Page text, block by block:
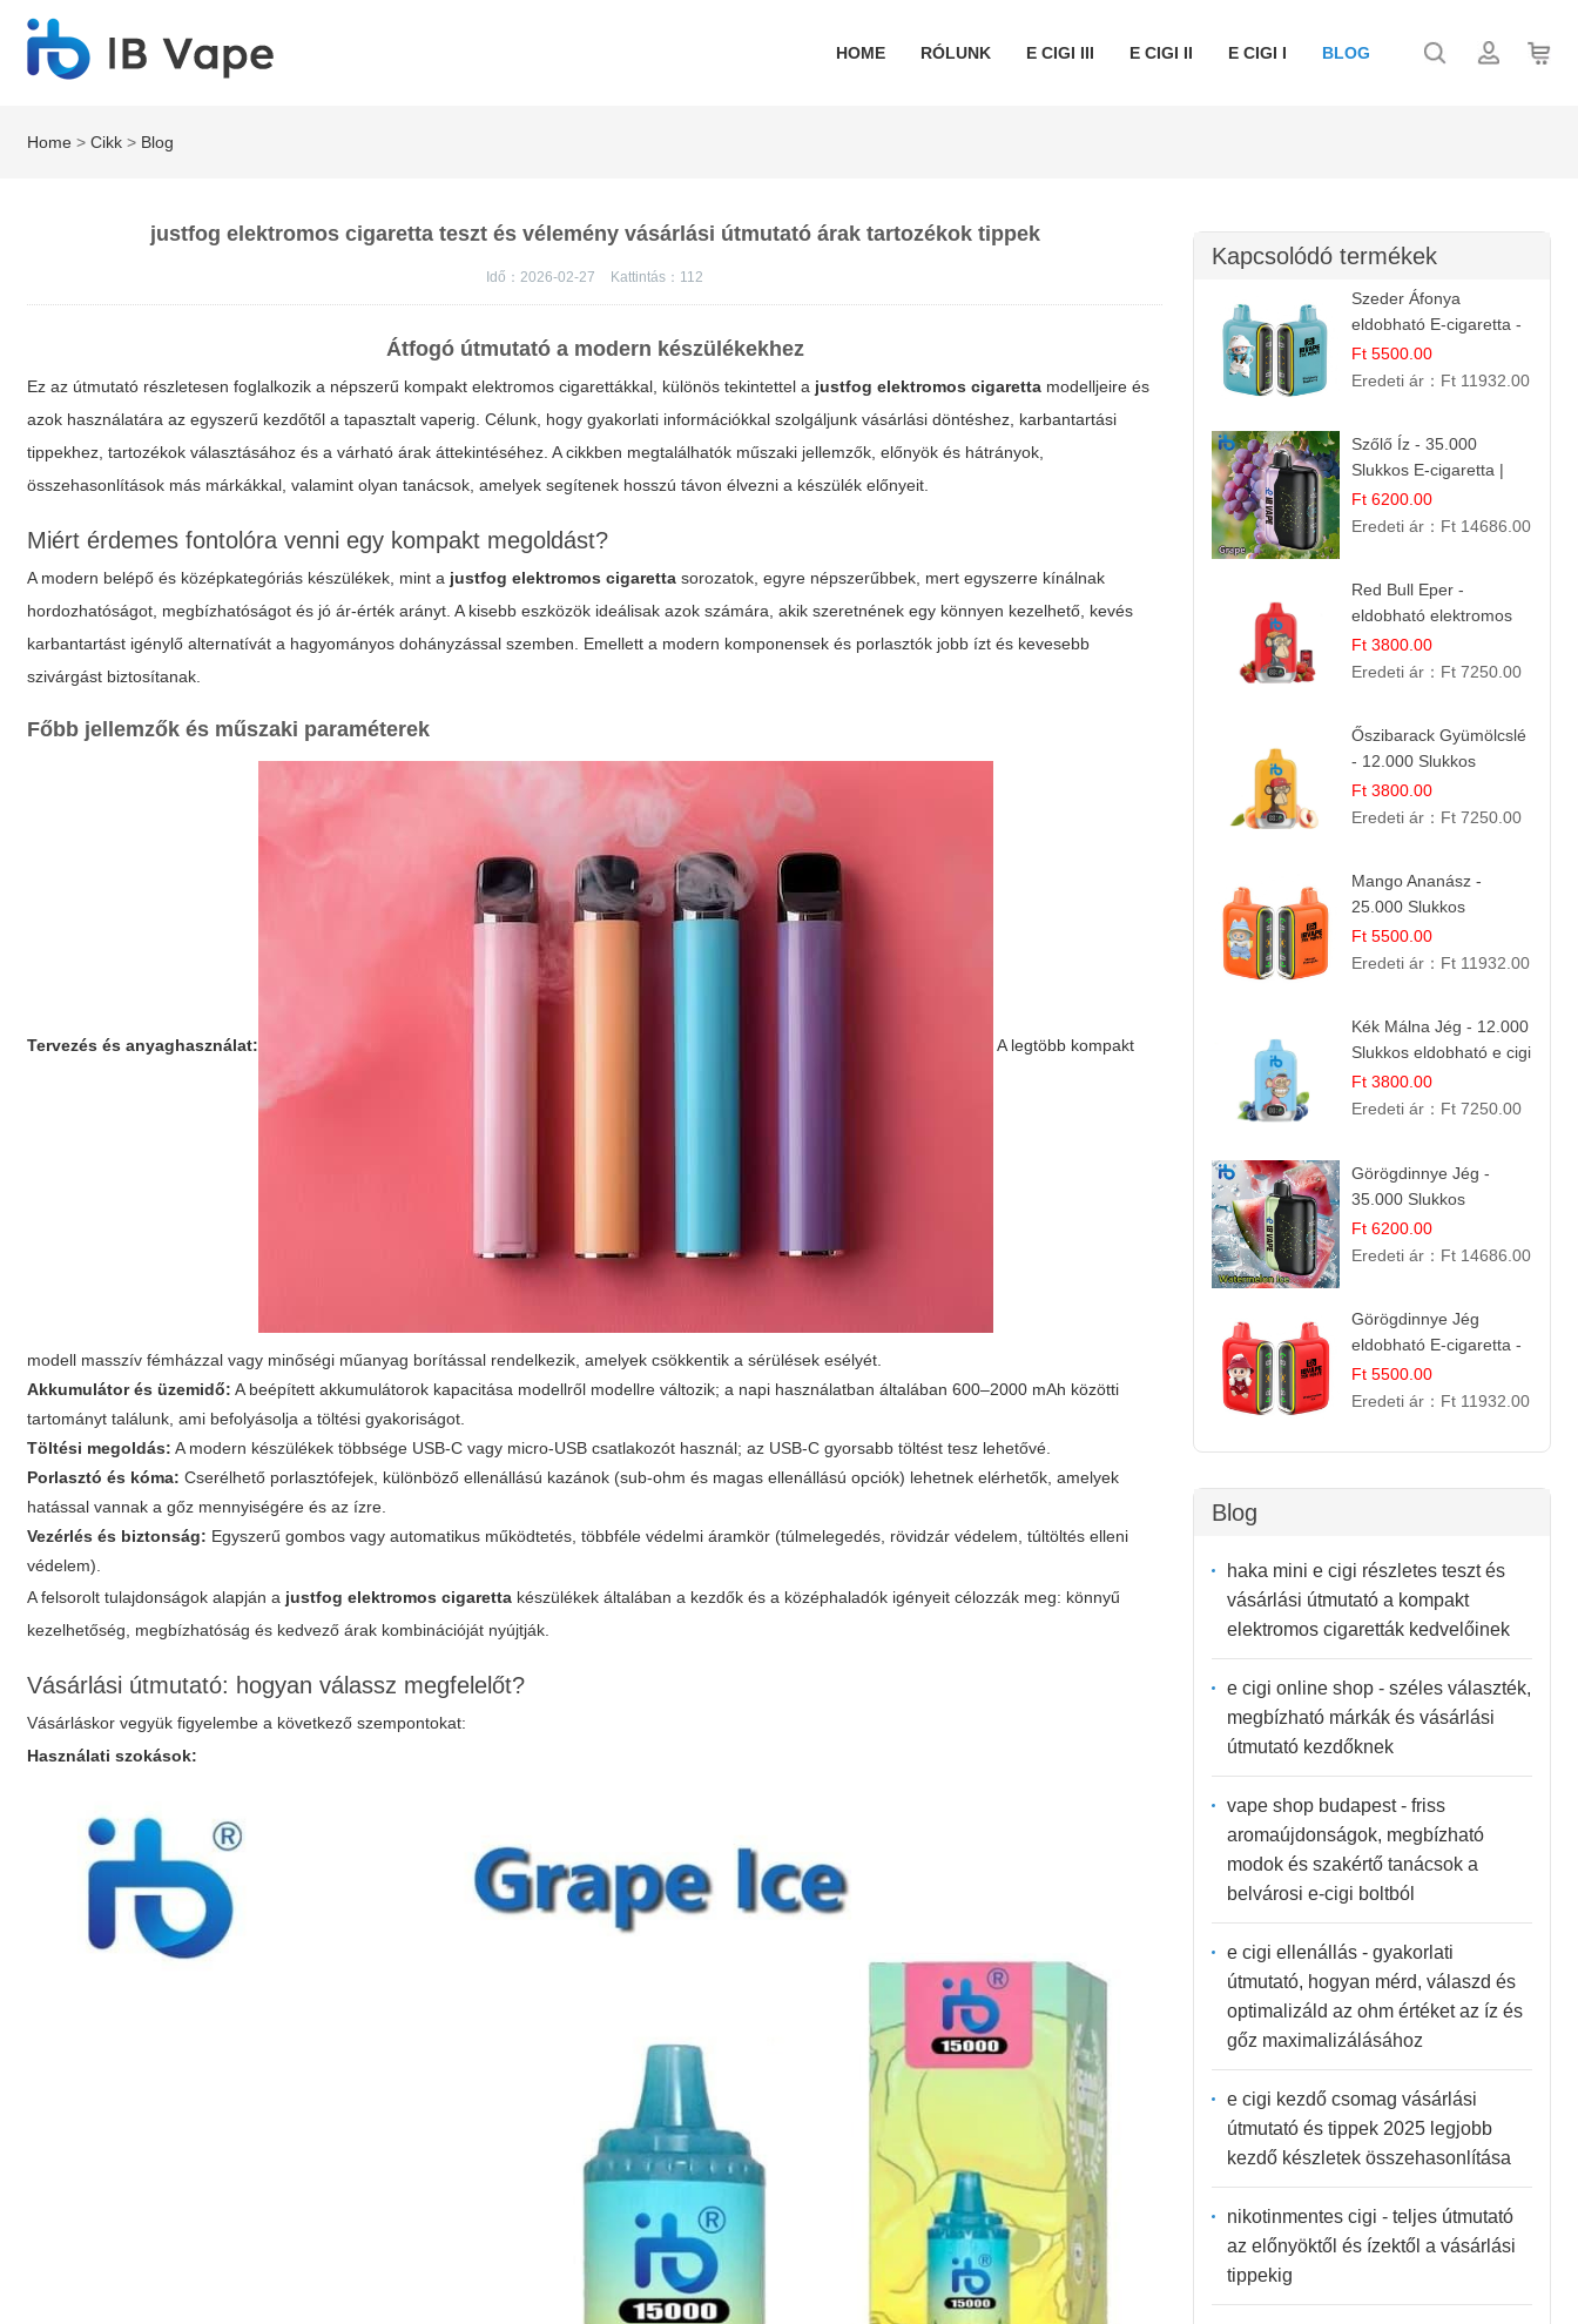
HOME RÓLUNK E CIGI III E CIGI II E CIGI I BLOG
Home >Cikk > Blog
justfog elektromos cigaretta teszt és vélemény vásárlási útmutató árak tartozékok tippek
Idő：2026-02-27 Kattintás： 112
Átfogó útmutató a modern készülékekhez
Ez az útmutató részletesen foglalkozik a népszerű kompakt elektromos cigarettákkal, különös tekintettel a justfog elektromos cigaretta modelljeire és
azok használatára az egyszerű kezdőtől a tapasztalt vaperig. Célunk, hogy gyakorlati információkkal szolgáljunk vásárlási döntéshez, karbantartási
tippekhez, tartozékok választásához és a várható árak áttekintéséhez. A cikkben megtalálhatók műszaki jellemzők, előnyök és hátrányok,
összehasonlítások más márkákkal, valamint olyan tanácsok, amelyek segítenek hosszú távon élvezni a készülék előnyeit.
Miért érdemes fontolóra venni egy kompakt megoldást?
A modern belépő és középkategóriás készülékek, mint a justfog elektromos cigaretta sorozatok, egyre népszerűbbek, mert egyszerre kínálnak
hordozhatóságot, megbízhatóságot és jó ár-érték arányt. A kisebb eszközök ideálisak azok számára, akik szeretnének egy könnyen kezelhető, kevés
karbantartást igénylő alternatívát a hagyományos dohányzással szemben. Emellett a modern komponensek és porlasztók jobb ízt és kevesebb
szivárgást biztosítanak.
Főbb jellemzők és műszaki paraméterek
Tervezés és anyaghasználat: A legtöbb kompakt
modell masszív fémházzal vagy minőségi műanyag borítással rendelkezik, amelyek csökkentik a sérülések esélyét.
Akkumulátor és üzemidő: A beépített akkumulátorok kapacitása modellről modellre változik; a napi használatban általában 600–2000 mAh közötti
tartományt találunk, ami befolyásolja a töltési gyakoriságot.
Töltési megoldás: A modern készülékek többsége USB-C vagy micro-USB csatlakozót használ; az USB-C gyorsabb töltést tesz lehetővé.
Porlasztó és kóma: Cserélhető porlasztófejek, különböző ellenállású kazánok (sub-ohm és magas ellenállású opciók) lehetnek elérhetők, amelyek
hatással vannak a gőz mennyiségére és az ízre.
Vezérlés és biztonság: Egyszerű gombos vagy automatikus működtetés, többféle védelmi áramkör (túlmelegedés, rövidzár védelem, túltöltés elleni
védelem).
A felsorolt tulajdonságok alapján a justfog elektromos cigaretta készülékek általában a kezdők és a középhaladók igényeit célozzák meg: könnyű
kezelhetőség, megbízhatóság és kedvező árak kombinációját nyújtják.
Vásárlási útmutató: hogyan válassz megfelelőt?
Vásárláskor vegyük figyelembe a következő szempontokat:
Használati szokások:
Kapcsolódó termékek
Szeder Áfonya
eldobható E-cigaretta -
25.000 Slukk | Prémium
Gyümölcs Íz
Ft 5500.00
Eredeti ár： Ft 11932.00
Szőlő Íz - 35.000
Slukkos E-cigaretta |
Friss Gyümölcs Aroma
Ft 6200.00
Eredeti ár： Ft 14686.00
Red Bull Eper -
eldobható elektromos
cigi | Energizáló
Gyümölcs Íz
Ft 3800.00
Eredeti ár： Ft 7250.00
Őszibarack Gyümölcslé
- 12.000 Slukkos
eldobható e-Cigaretta |
Friss Gyümölcs Íz
Ft 3800.00
Eredeti ár： Ft 7250.00
Mango Ananász -
25.000 Slukkos
eldobható E-cigaretta |
Trópusi Ízélmény
Ft 5500.00
Eredeti ár： Ft 11932.00
Kék Málna Jég - 12.000
Slukkos eldobható e cigi
| Frissítő Bogyós Íz
Ft 3800.00
Eredeti ár： Ft 7250.00
Görögdinnye Jég -
35.000 Slukkos
eldobható vape |
IBVape Bar Frissítő
Ft 6200.00
Eredeti ár： Ft 14686.00
Görögdinnye Jég
eldobható E-cigaretta -
25.000 Slukk | Frissítő
Nyári Íz
Ft 5500.00
Eredeti ár： Ft 11932.00
Blog
haka mini e cigi részletes teszt és
vásárlási útmutató a kompakt
elektromos cigaretták kedvelőinek
e cigi online shop - széles választék,
megbízható márkák és vásárlási
útmutató kezdőknek
vape shop budapest - friss
aromaújdonságok, megbízható
modok és szakértő tanácsok a
belvárosi e-cigi boltból
e cigi ellenállás - gyakorlati
útmutató, hogyan mérd, válaszd és
optimalizáld az ohm értéket az íz és
gőz maximalizálásához
e cigi kezdő csomag vásárlási
útmutató és tippek 2025 legjobb
kezdő készletek összehasonlítása
nikotinmentes cigi - teljes útmutató
az előnyöktől és ízektől a vásárlási
tippekig